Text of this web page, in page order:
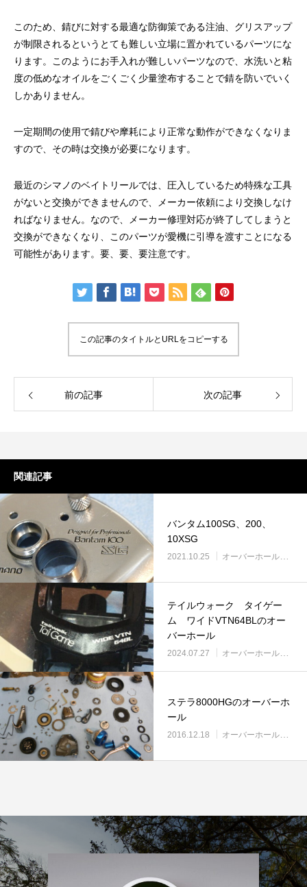
このため、錆びに対する最適な防御策である注油、グリスアップ
が制限されるというとても難しい立場に置かれているパーツにな
ります。このようにお手入れが難しいパーツなので、水洗いと粘
度の低めなオイルをごくごく少量塗布することで錆を防いでいく
しかありません。
一定期間の使用で錆びや摩耗により正常な動作ができなくなりま
すので、その時は交換が必要になります。
最近のシマノのベイトリールでは、圧入しているため特殊な工具
がないと交換ができませんので、メーカー依頼により交換しなけ
ればなりません。なので、メーカー修理対応が終了してしまうと
交換ができなくなり、このパーツが愛機に引導を渡すことになる
可能性があります。要、要、要注意です。
この記事のタイトルとURLをコピーする
前の記事 次の記事
関連記事
バンタム100SG、200、
10XSG
2021.10.25 オーバーホール実例
テイルウォーク タイゲー
ム ワイドVTN64BLのオー
バーホール
2024.07.27 オーバーホール実例
ステラ8000HGのオーバーホ
ール
2016.12.18 オーバーホール実例